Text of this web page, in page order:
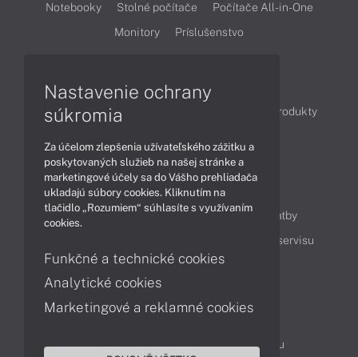
Notebooky Stolné počítače
Počítače All-in-One
Monitory
Príslušenstvo
Články
Obchodné informácie
Produkty
Obsah
Ako nakupovať
Možnosti doručenia a platby
Cenník servisu
Kontakty
Servisné oddelenie
Reklamácia tovaru
Nastavenie ochrany
súkromia
Za účelom zlepšenia užívateľského zážitku a
poskytovaných služieb na našej stránke a
marketingové účely sa do Vášho prehliadača
ukladajú súbory cookies. Kliknutím na
tlačidlo „Rozumiem“ súhlasíte s využívaním
cookies.
Funkčné a technické cookies
Analytické cookies
Marketingové a reklamné cookies